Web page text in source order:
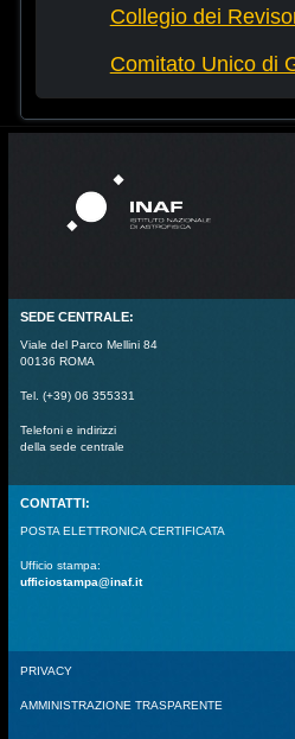
Collegio dei
Comitato Unico di
SEDE CENTRALE:
Viale del Parco Mellini 84
00136 ROMA
Tel. (+39) 06 355331
Telefoni e indirizzi
della sede centrale
CONTATTI:
POSTA ELETTRONICA CERTIFICATA
Ufficio stampa:
ufficiostampa@inaf.it
PRIVACY
AMMINISTRAZIONE TRASPARENTE